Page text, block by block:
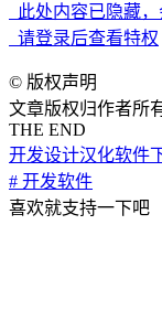
此处内容已隐藏
请登录后查看特权
© 版权声明
文章版权归作者所
THE END
开发设计汉化软件
# 开发软件
喜欢就支持一下吧